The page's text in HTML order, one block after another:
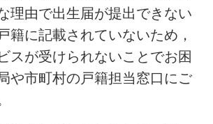
理由で出生届が提出できない
籍に記載されていないため，
スが受けられないことでお困
や市町村の戸籍担当窓口にご